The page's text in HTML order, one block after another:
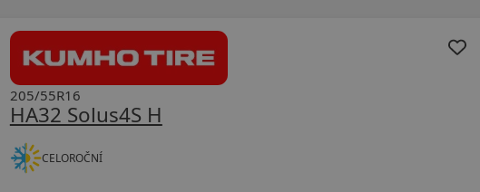
HA32 Solus4S H
205/55R16
CELOROČNÍ